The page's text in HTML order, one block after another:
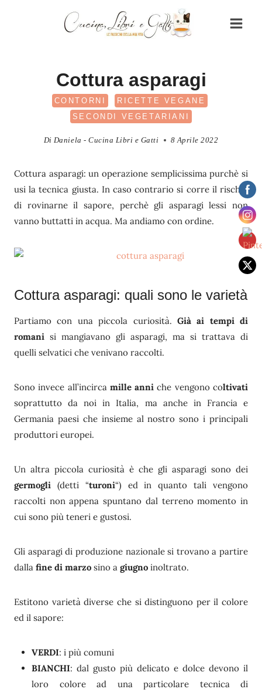
Cottura asparagi
CONTORNI
RICETTE VEGANE
SECONDI VEGETARIANI
Di Daniela - Cucina Libri e Gatti 8 Aprile 2022
Cottura asparagi: un operazione semplicissima purchè si
usi la tecnica giusta. In caso contrario si corre il rischio
di rovinarne il sapore, perchè gli asparagi lessi non
vanno buttatti in acqua. Ma andiamo con ordine.
Cottura asparagi: quali sono le varietà
Partiamo con una piccola curiosità. Già ai tempi di
romani si mangiavano gli asparagi, ma si trattava di
quelli selvatici che venivano raccolti.
Sono invece all’incirca mille anni che vengono coltivati
soprattutto da noi in Italia, ma anche in Francia e
Germania paesi che insieme al nostro sono i principali
produttori europei.
Un altra piccola curiosità è che gli asparagi sono dei
germogli (detti “turoni“) ed in quanto tali vengono
raccolti non appena spuntano dal terreno momento in
cui sono più teneri e gustosi.
Gli asparagi di produzione nazionale si trovano a partire
dalla fine di marzo sino a giugno inoltrato.
Estitono varietà diverse che si distinguono per il colore
ed il sapore:
VERDI: i più comuni
BIANCHI: dal gusto più delicato e dolce devono il
loro colore ad una particolare tecnica di